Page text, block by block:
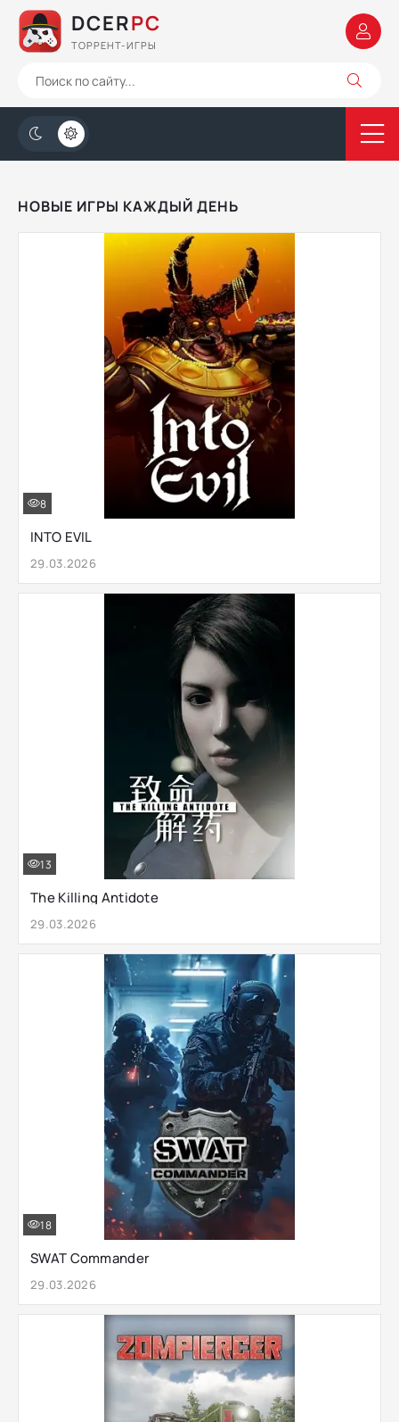
DCERPC
ТОРРЕНТ-ИГРЫ
НОВЫЕ ИГРЫ КАЖДЫЙ ДЕНЬ
INTO EVIL
29.03.2026
8
The Killing Antidote
29.03.2026
13
SWAT Commander
29.03.2026
18